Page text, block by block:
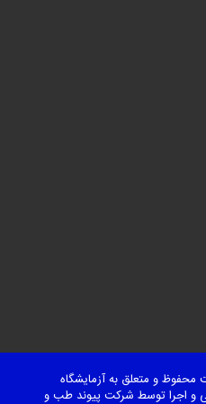
محفوظ و متعلق به آزمایشگاه
و اجرا توسط شرکتپیوند طب و